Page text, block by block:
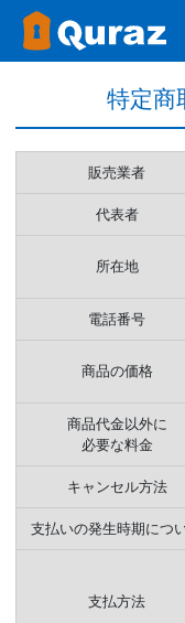
特定商
販売業者
代表者
所在地
電話番号
商品の価格
商品代金以外に
必要な料金
キャンセル方法
支払いの発生時期につ
支払方法